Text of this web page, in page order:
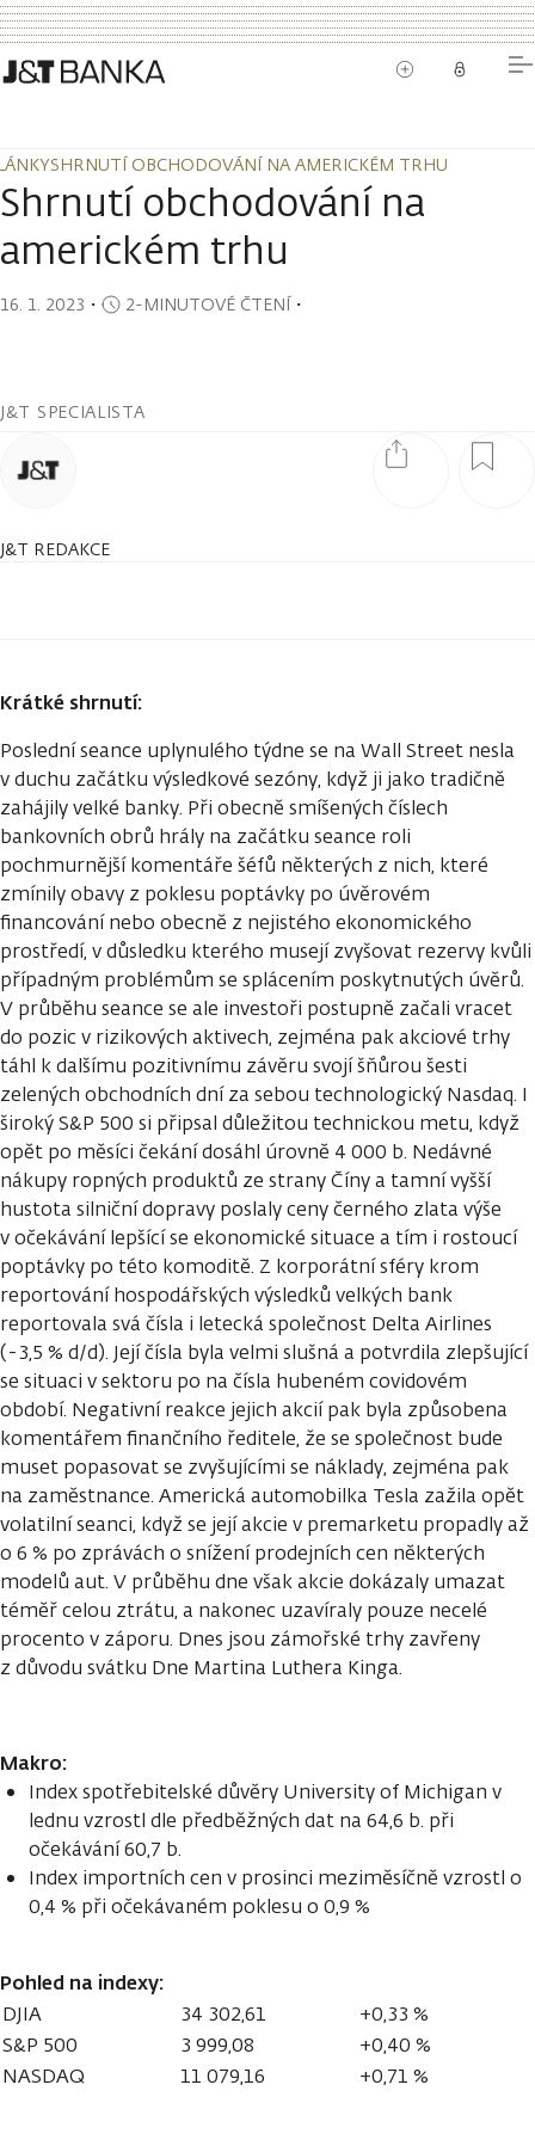
SHRNUTÍ OBCHODOVÁNÍ NA AMERICKÉM TRHU
SHRNUTÍ OBCHODOVÁNÍ NA AMERICKÉM TRHU
Shrnutí obchodování na
americkém trhu
16. 1. 2023 ・ 2-MINUTOVÉ ČTENÍ・
J&T SPECIALISTA
J&T REDAKCE
Krátké shrnutí:
Poslední seance uplynulého týdne se na Wall Street nesla
v duchu začátku výsledkové sezóny, když ji jako tradičně
zahájily velké banky. Při obecně smíšených číslech
bankovních obrů hrály na začátku seance roli
pochmurnější komentáře šéfů některých z nich, které
zmínily obavy z poklesu poptávky po úvěrovém
financování nebo obecně z nejistého ekonomického
prostředí, v důsledku kterého musejí zvyšovat rezervy kvůli
případným problémům se splácením poskytnutých úvěrů.
V průběhu seance se ale investoři postupně začali vracet
do pozic v rizikových aktivech, zejména pak akciové trhy
táhl k dalšímu pozitivnímu závěru svojí šňůrou šesti
zelených obchodních dní za sebou technologický Nasdaq. I
široký S&P 500 si připsal důležitou technickou metu, když
opět po měsíci čekání dosáhl úrovně 4 000 b. Nedávné
nákupy ropných produktů ze strany Číny a tamní vyšší
hustota silniční dopravy poslaly ceny černého zlata výše
v očekávání lepšící se ekonomické situace a tím i rostoucí
poptávky po této komoditě. Z korporátní sféry krom
reportování hospodářských výsledků velkých bank
reportovala svá čísla i letecká společnost Delta Airlines
(-3,5 % d/d). Její čísla byla velmi slušná a potvrdila zlepšující
se situaci v sektoru po na čísla hubeném covidovém
období. Negativní reakce jejich akcií pak byla způsobena
komentářem finančního ředitele, že se společnost bude
muset popasovat se zvyšujícími se náklady, zejména pak
na zaměstnance. Americká automobilka Tesla zažila opět
volatilní seanci, když se její akcie v premarketu propadly až
o 6 % po zprávách o snížení prodejních cen některých
modelů aut. V průběhu dne však akcie dokázaly umazat
téměř celou ztrátu, a nakonec uzavíraly pouze necelé
procento v záporu. Dnes jsou zámořské trhy zavřeny
z důvodu svátku Dne Martina Luthera Kinga.
Makro:
Index spotřebitelské důvěry University of Michigan v
lednu vzrostl dle předběžných dat na 64,6 b. při
očekávání 60,7 b.
Index importních cen v prosinci meziměsíčně vzrostl o
0,4 % při očekávaném poklesu o 0,9 %
Pohled na indexy:
DJIA 34 302,61
+0,33 %
S&P 500
3 999,08
+0,40 %
NASDAQ
11 079,16 +0,71 %